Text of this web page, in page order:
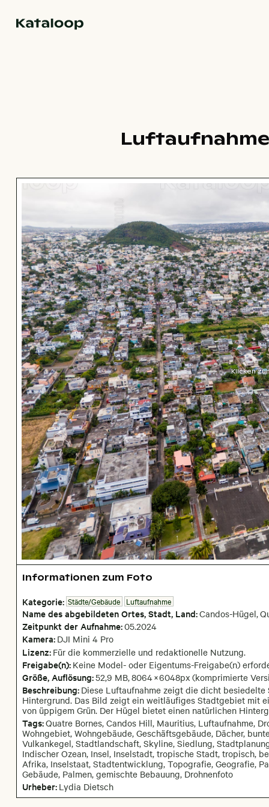
Klicken
Informationen zum Foto
Kategorie: Städte/Gebäude Luftaufnahme
Name des abgebildeten Ortes,Stadt, Land:Candos-Hügel,
Zeitpunkt der Aufnahme:05.2024
Kamera: DJI Mini 4 Pro
Lizenz: Für die kommerzielle und redaktionelle Nutzung.
Freigabe(n): Keine Model- oder Eigentums-Freigabe(n)
Größe, Auflösung:52,9 MB,8064×6048px (komprimierte
Beschreibung: Diese Luftaufnahme zeigt die dicht
Hintergrund. Das Bild zeigt ein weitläufiges Stadtgebiet mit
von üppigem Grün. Der Hügel bietet einen natürlichen
Tags:Quatre Bornes, Candos Hill, Mauritius, Luftaufnahme,
Wohngebiet, Wohngebäude, Geschäftsgebäude, Dächer,
Vulkankegel, Stadtlandschaft, Skyline, Siedlung,
Indischer Ozean, Insel, Inselstadt, tropische Stadt, tropisch,
Afrika, Inselstaat, Stadtentwicklung, Topografie, Geografie,
Gebäude, Palmen, gemischte Bebauung, Drohnenfoto
Urheber: Lydia Dietsch